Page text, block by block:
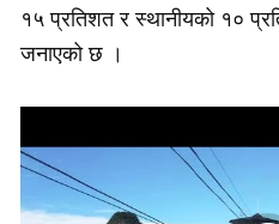
१५ प्रतिशत र स्थानीयको १०
जनाएको छ ।